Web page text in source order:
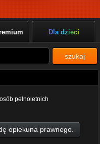
Dla dzieci
szukaj
pełnoletnich
opiekuna prawnego.